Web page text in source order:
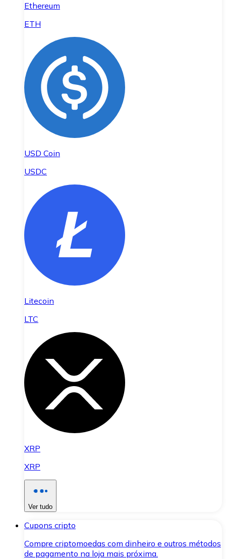
Ethereum
ETH
USD Coin
USDC
Litecoin
LTC
XRP
XRP
Ver tudo
Cupons cripto
Compre criptomoedas com dinheiro e outros métodos
de pagamento na loja mais próxima.